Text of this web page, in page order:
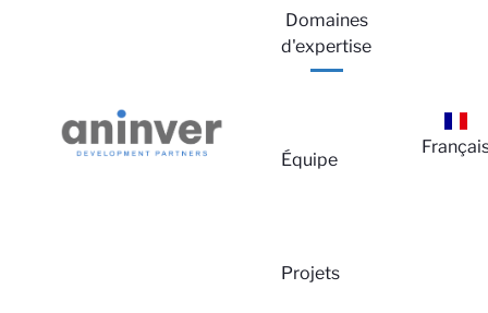
Domaines
d'expertise
Équipe
Projets